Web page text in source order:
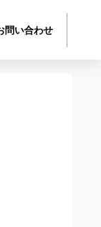
問い合わせ